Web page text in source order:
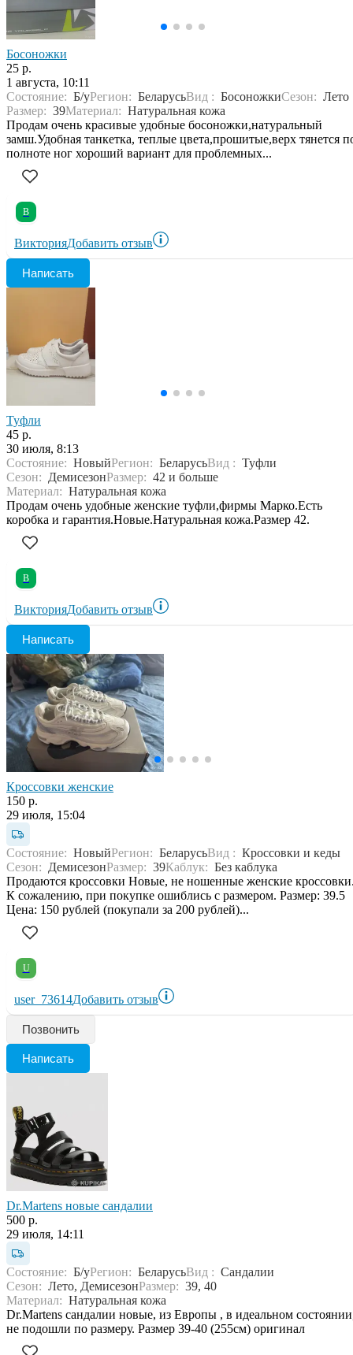
Босоножки
25 р.
1 августа, 10:11
Состояние: Б/уРегион: БеларусьВид : БосоножкиСезон: Лето
Размер: 39Материал: Натуральная кожа
Продам очень красивые удобные босоножки,натуральный
замш.Удобная танкетка, теплые цвета,прошитые,верх тянется
полноте ног хороший вариант для проблемных...
В
ВикторияДобавить отзыв
Написать
Туфли
45 р.
30 июля, 8:13
Состояние: НовыйРегион: БеларусьВид : Туфли
Сезон: ДемисезонРазмер: 42 и больше
Материал: Натуральная кожа
Продам очень удобные женские туфли,фирмы Марко.Есть
коробка и гарантия.Новые.Натуральная кожа.Размер 42.
В
ВикторияДобавить отзыв
Написать
Кроссовки женские
150 р.
29 июля, 15:04
Состояние: НовыйРегион: БеларусьВид : Кроссовки и кеды
Сезон: ДемисезонРазмер: 39Каблук: Без каблука
Продаются кроссовки Новые, не ношенные женские
К сожалению, при покупке ошиблись с размером. Размер: 39.5
Цена: 150 рублей (покупали за 200 рублей)...
U
user_73614Добавить отзыв
Позвонить
Написать
Dr.Martens новые сандалии
500 р.
29 июля, 14:11
Состояние: Б/уРегион: БеларусьВид : Сандалии
Сезон: Лето, ДемисезонРазмер: 39, 40
Материал: Натуральная кожа
Dr.Martens сандалии новые, из Европы , в идеальном
не подошли по размеру. Размер 39-40 (255см) оригинал